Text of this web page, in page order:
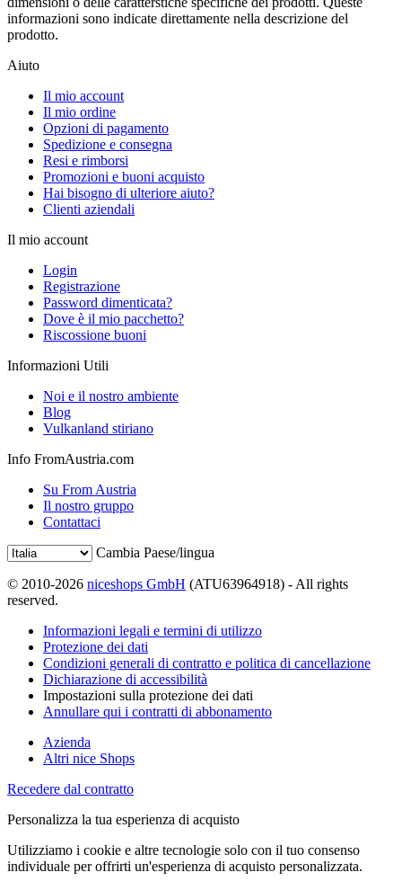
informazioni sono indicate direttamente nella descrizione del
prodotto.
Aiuto
Il mio account
Il mio ordine
Opzioni di pagamento
Spedizione e consegna
Resi e rimborsi
Promozioni e buoni acquisto
Hai bisogno di ulteriore aiuto?
Clienti aziendali
Il mio account
Login
Registrazione
Password dimenticata?
Dove è il mio pacchetto?
Riscossione buoni
Informazioni Utili
Noi e il nostro ambiente
Blog
Vulkanland stiriano
Info FromAustria.com
Su From Austria
Il nostro gruppo
Contattaci
Cambia Paese/lingua
© 2010-2026 niceshops GmbH (ATU63964918) - All rights
reserved.
Informazioni legali e termini di utilizzo
Protezione dei dati
Condizioni generali di contratto e politica di cancellazione
Dichiarazione di accessibilità
Impostazioni sulla protezione dei dati
Annullare qui i contratti di abbonamento
Azienda
Altri nice Shops
Recedere dal contratto
Personalizza la tua esperienza di acquisto
Utilizziamo i cookie e altre tecnologie solo con il tuo consenso
individuale per offrirti un'esperienza di acquisto personalizzata.